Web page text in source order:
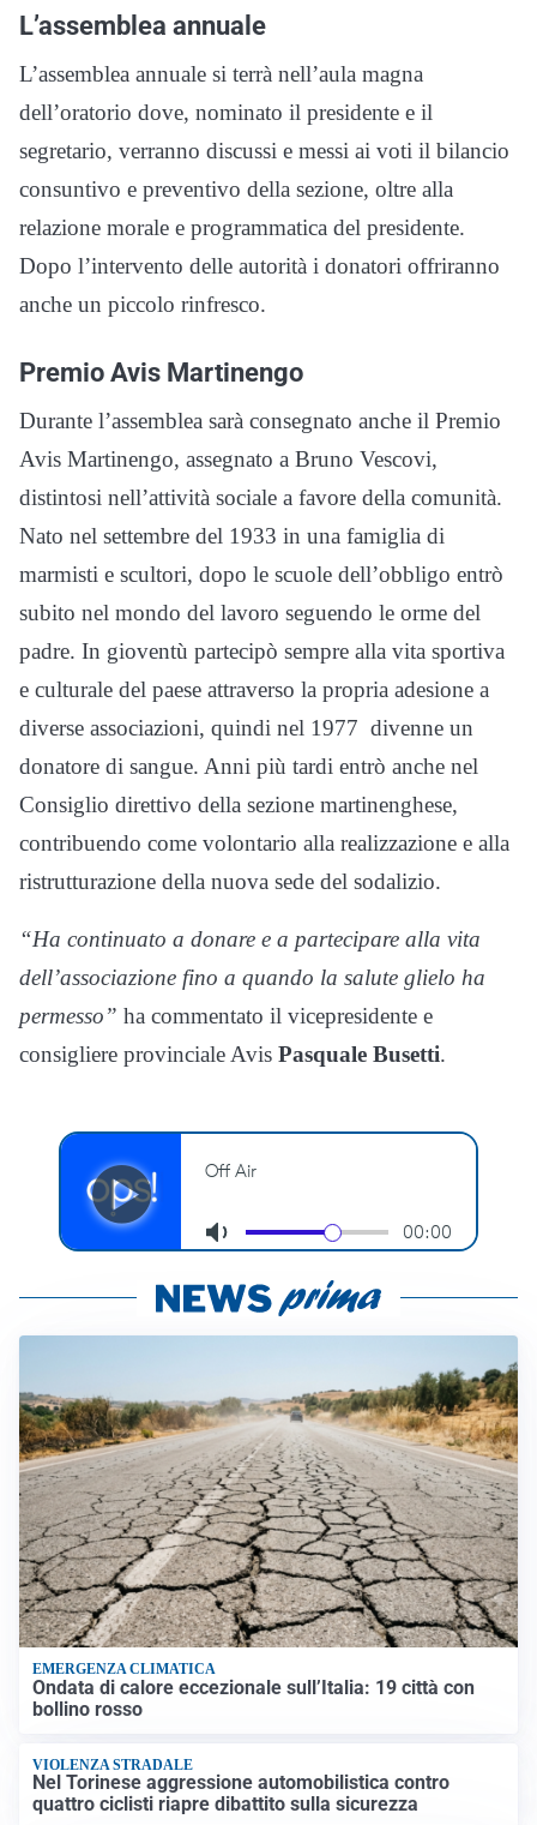
L’assemblea annuale
L’assemblea annuale si terrà nell’aula magna
dell’oratorio dove, nominato il presidente e il
segretario, verranno discussi e messi ai voti il bilancio
consuntivo e preventivo della sezione, oltre alla
relazione morale e programmatica del presidente.
Dopo l’intervento delle autorità i donatori offriranno
anche un piccolo rinfresco.
Premio Avis Martinengo
Durante l’assemblea sarà consegnato anche il Premio
Avis Martinengo, assegnato a Bruno Vescovi,
distintosi nell’attività sociale a favore della comunità.
Nato nel settembre del 1933 in una famiglia di
marmisti e scultori, dopo le scuole dell’obbligo entrò
subito nel mondo del lavoro seguendo le orme del
padre. In gioventù partecipò sempre alla vita sportiva
e culturale del paese attraverso la propria adesione a
diverse associazioni, quindi nel 1977 divenne un
donatore di sangue. Anni più tardi entrò anche nel
Consiglio direttivo della sezione martinenghese,
contribuendo come volontario alla realizzazione e alla
ristrutturazione della nuova sede del sodalizio.
“Ha continuato a donare e a partecipare alla vita
dell’associazione fino a quando la salute glielo ha
permesso” ha commentato il vicepresidente e
consigliere provinciale Avis Pasquale Busetti.
EMERGENZA CLIMATICA
Ondata di calore eccezionale sull’Italia: 19 città con
bollino rosso
VIOLENZA STRADALE
Nel Torinese aggressione automobilistica contro
quattro ciclisti riapre dibattito sulla sicurezza